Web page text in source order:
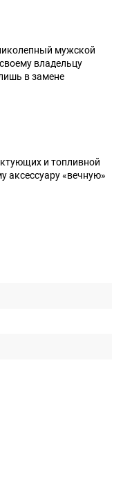
мужской
владельцу
в замене
и топливной
аксессуару «вечную»